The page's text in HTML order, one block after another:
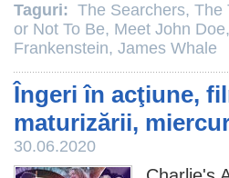
Taguri: The Searchers, The
or Not To Be, Meet John Doe,
Frankenstein, James Whale
Îngeri în acţiune,
maturizării,
30.06.2020